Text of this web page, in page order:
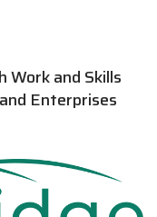
Work and Skills
Enterprises